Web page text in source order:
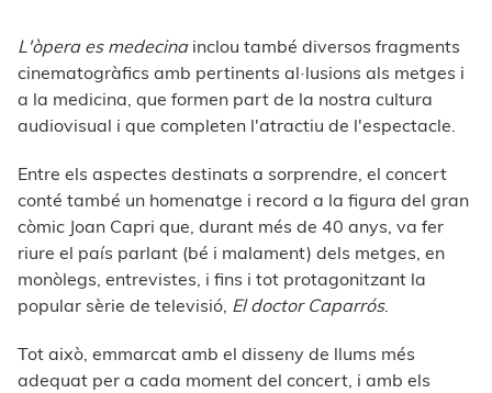
L'òpera es medecinainclou també diversos fragments
cinematogràfics amb pertinents al·lusions als metges i
a la medicina, que formen part de la nostra cultura
audiovisual i que completen l'atractiu de l'espectacle.
Entre els aspectes destinats a sorprendre, el concert
conté també un homenatge i record a la figura del gran
còmic Joan Capri que, durant més de 40 anys, va fer
riure el país parlant (bé i malament) dels metges, en
monòlegs, entrevistes, i fins i tot protagonitzant la
popular sèrie de televisió, El doctor Caparrós.
Tot això, emmarcat amb el disseny de llums més
adequat per a cada moment del concert, i amb els